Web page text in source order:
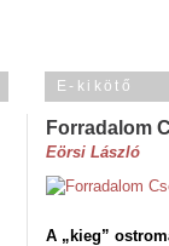
E-kikötő
Forradalom
Eörsi László
A „kieg”